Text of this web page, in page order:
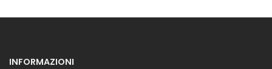
INFORMAZIONI